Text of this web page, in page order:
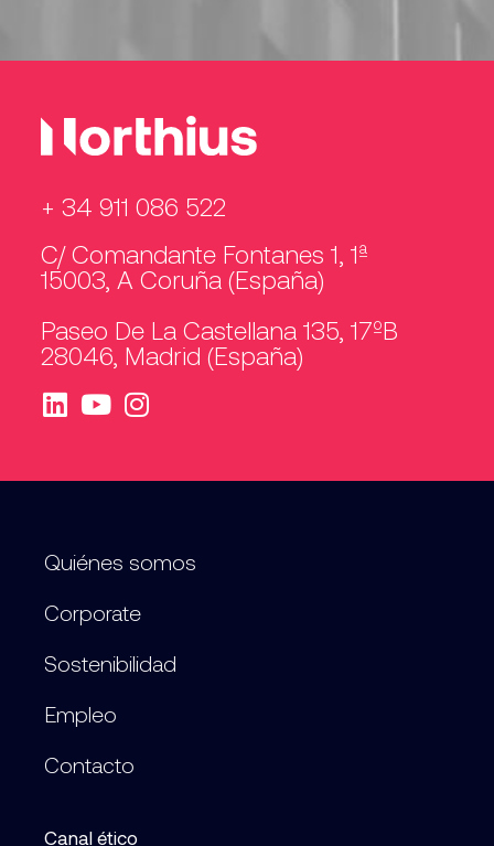
+ 34 911 086 522
C/ Comandante Fontanes 1, 1ª
15003, A Coruña (España)
Paseo De La Castellana 135, 17ºB
28046, Madrid (España)
Quiénes somos
Corporate
Sostenibilidad
Empleo
Contacto
Canal ético